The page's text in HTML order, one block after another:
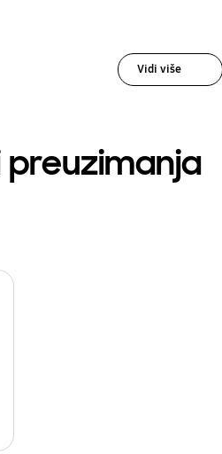
Vidi više
preuzimanja